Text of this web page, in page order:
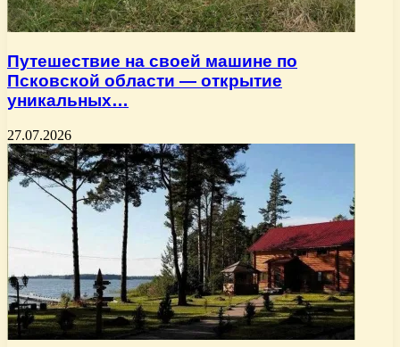
Путешествие на своей машине по
Псковской области — открытие
уникальных…
27.07.2026